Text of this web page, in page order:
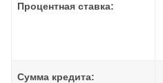
Процентная ставка:
Сумма кредита: